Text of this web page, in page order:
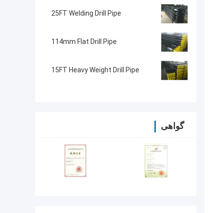
25FT Welding Drill Pipe
114mm Flat Drill Pipe
15FT Heavy Weight Drill Pipe
گواهی